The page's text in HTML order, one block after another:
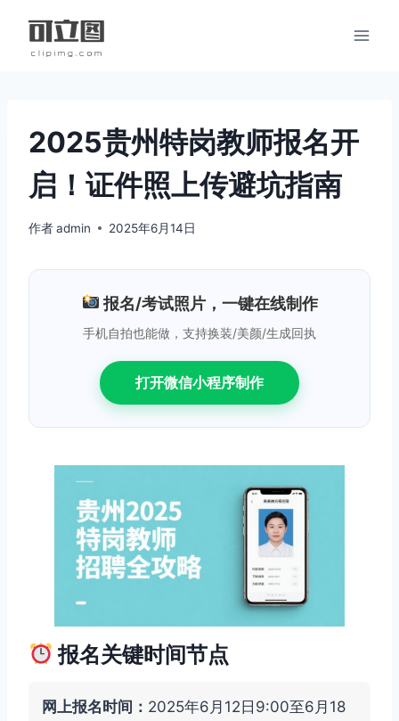
2025贵州特岗教师报名开
启！证件照上传避坑指南
作者admin 2025年6月14日
报名/考试照片，一键在线制作
手机自拍也能做，支持换装/美颜/生成回执
打开微信小程序制作
报名关键时间节点
网上报名时间： 2025年6月12日9:00至6月18